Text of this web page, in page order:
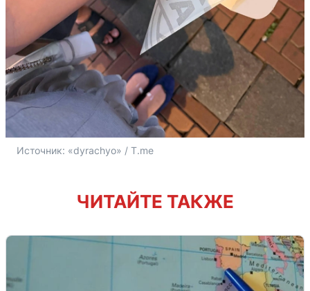
Источник: «dyrachyo» / T.me
ЧИТАЙТЕ ТАКЖЕ